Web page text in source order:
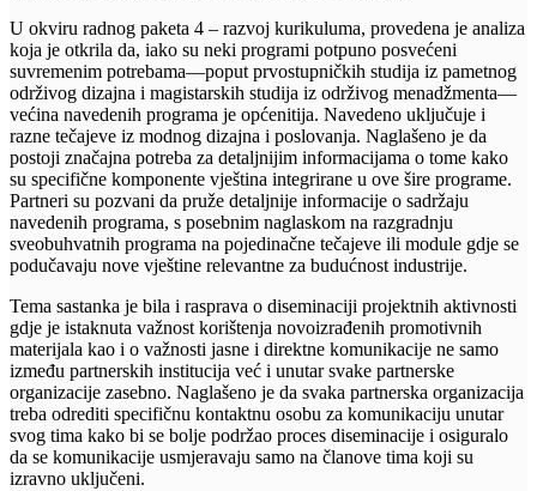
U okviru radnog paketa 4 – razvoj kurikuluma, provedena je analiza
koja je otkrila da, iako su neki programi potpuno posvećeni
suvremenim potrebama—poput prvostupničkih studija iz pametnog
održivog dizajna i magistarskih studija iz održivog menadžmenta—
većina navedenih programa je općenitija. Navedeno uključuje i
razne tečajeve iz modnog dizajna i poslovanja. Naglašeno je da
postoji značajna potreba za detaljnijim informacijama o tome kako
su specifične komponente vještina integrirane u ove šire programe.
Partneri su pozvani da pruže detaljnije informacije o sadržaju
navedenih programa, s posebnim naglaskom na razgradnju
sveobuhvatnih programa na pojedinačne tečajeve ili module gdje se
podučavaju nove vještine relevantne za budućnost industrije.
Tema sastanka je bila i rasprava o diseminaciji projektnih aktivnosti
gdje je istaknuta važnost korištenja novoizrađenih promotivnih
materijala kao i o važnosti jasne i direktne komunikacije ne samo
između partnerskih institucija već i unutar svake partnerske
organizacije zasebno. Naglašeno je da svaka partnerska organizacija
treba odrediti specifičnu kontaktnu osobu za komunikaciju unutar
svog tima kako bi se bolje podržao proces diseminacije i osiguralo
da se komunikacije usmjeravaju samo na članove tima koji su
izravno uključeni.